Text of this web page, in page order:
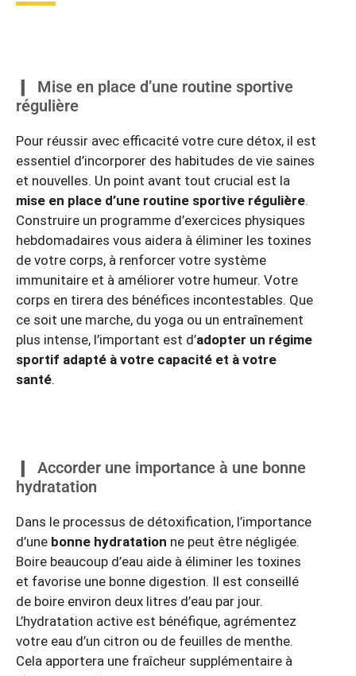
Mise en place d’une routine sportive
régulière
Pour réussir avec efficacité votre cure détox, il est
essentiel d’incorporer des habitudes de vie saines
et nouvelles. Un point avant tout crucial est la
mise en place d’une routine sportive régulière.
Construire un programme d’exercices physiques
hebdomadaires vous aidera à éliminer les toxines
de votre corps, à renforcer votre système
immunitaire et à améliorer votre humeur. Votre
corps en tirera des bénéfices incontestables. Que
ce soit une marche, du yoga ou un entraînement
plus intense, l’important est d’adopter un régime
sportif adapté à votre capacité et à votre
santé.
Accorder une importance à une bonne
hydratation
Dans le processus de détoxification, l’importance
d’une bonne hydratation ne peut être négligée.
Boire beaucoup d’eau aide à éliminer les toxines
et favorise une bonne digestion. Il est conseillé
de boire environ deux litres d’eau par jour.
L’hydratation active est bénéfique, agrémentez
votre eau d’un citron ou de feuilles de menthe.
Cela apportera une fraîcheur supplémentaire à